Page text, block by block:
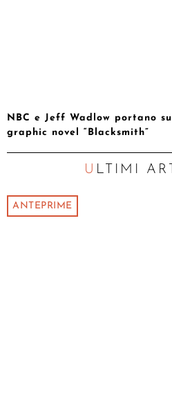
NBC e Jeff Wadlow portano
graphic novel “Blacksmith”
ULTIMI
ANTEPRIME